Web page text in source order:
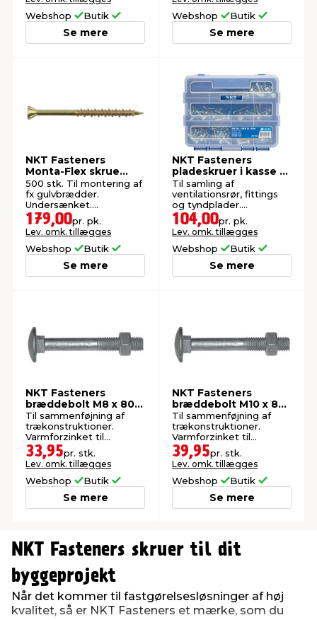
Webshop Butik
Se mere
Webshop Butik
Se mere
NKT Fasteners
Monta-Flex skrue
4,2x45 mm 500 stk.
500 stk. Til montering af
fx gulvbrædder.
Undersænket.
Gulkromat. Indendørs.
179,00pr. pk.
Lev. omk. tillægges
Webshop Butik
Se mere
NKT Fasteners
pladeskruer i kasse -
230 stk.
Til samling af
ventilationsrør, fittings
og tyndplader.
Elforzinket. Indendørs
brug.
104,00pr. pk.
Lev. omk. tillægges
Webshop Butik
Se mere
NKT Fasteners
bræddebolt M8 x 80
mm 3 stk.
Til sammenføjning af
trækonstruktioner.
Varmforzinket til
udendørs montering.
33,95pr. stk.
Lev. omk. tillægges
Webshop Butik
Se mere
NKT Fasteners
bræddebolt M10 x 80
mm 2 stk.
Til sammenføjning af
trækonstruktioner.
Varmforzinket til
udendørs montering.
39,95pr. stk.
Lev. omk. tillægges
Webshop Butik
Se mere
1
2
3
4
5
6
1
2
3
4
5
6
NKT Fasteners skruer til dit
byggeprojekt
Når det kommer til fastgørelsesløsninger af høj
kvalitet, så er NKT Fasteners et mærke, som du